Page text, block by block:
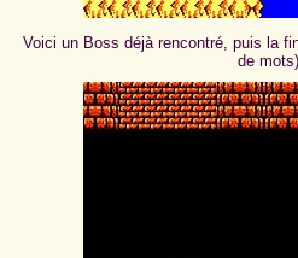
Voici un Boss déjà rencontré, puis la
de